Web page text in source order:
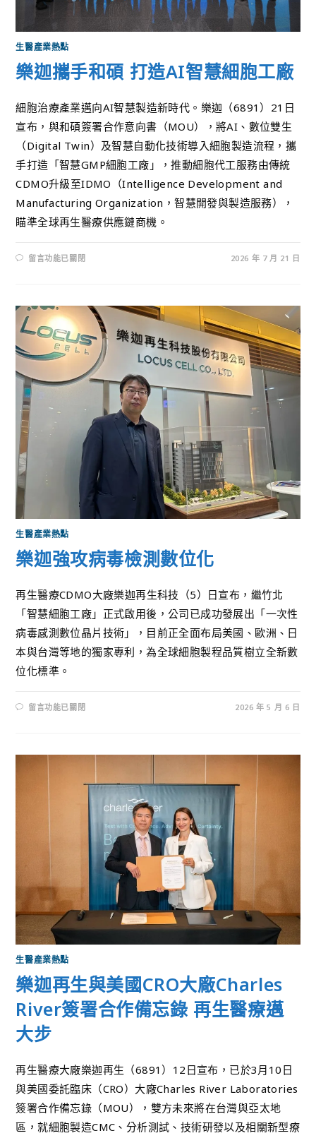
生醫產業熱點
樂迦攜手和碩 打造AI智慧細胞工廠
細胞治療產業邁向AI智慧製造新時代。樂迦（6891）21日
宣布，與和碩簽署合作意向書（MOU），將AI、數位雙生
（Digital Twin）及智慧自動化技術導入細胞製造流程，攜
手打造「智慧GMP細胞工廠」，推動細胞代工服務由傳統
CDMO升級至IDMO（Intelligence Development and
Manufacturing Organization，智慧開發與製造服務），
瞄準全球再生醫療供應鏈商機。
留言功能已關閉 2026 年 7 月 21 日
生醫產業熱點
樂迦強攻病毒檢測數位化
再生醫療CDMO大廠樂迦再生科技（5）日宣布，繼竹北
「智慧細胞工廠」正式啟用後，公司已成功發展出「一次性
病毒感測數位晶片技術」，目前正全面布局美國、歐洲、日
本與台灣等地的獨家專利，為全球細胞製程品質樹立全新數
位化標準。
留言功能已關閉 2026 年 5 月 6 日
生醫產業熱點
樂迦再生與美國CRO大廠Charles
River簽署合作備忘錄 再生醫療邁
大步
再生醫療大廠樂迦再生（6891）12日宣布，已於3月10日
與美國委託臨床（CRO）大廠Charles River Laboratories
簽署合作備忘錄（MOU），雙方未來將在台灣與亞太地
區，就細胞製造CMC、分析測試、技術研發以及相關新型療